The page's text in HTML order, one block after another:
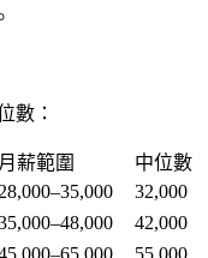
數：
月薪範圍
中位數
28,000–35,000
32,000
42,000
55,000